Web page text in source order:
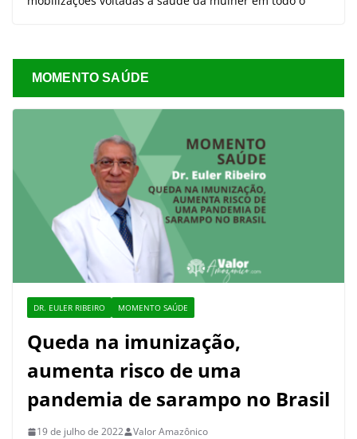
MOMENTO SAÚDE
DR. EULER RIBEIRO MOMENTO SAÚDE
Queda na imunização,
aumenta risco de uma
pandemia de sarampo no Brasil
19 de julho de 2022 Valor Amazônico